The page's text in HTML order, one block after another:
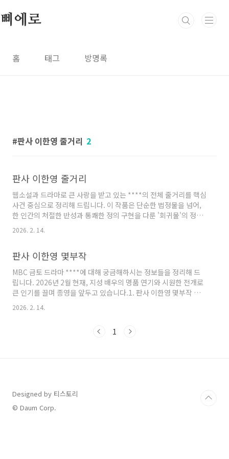
삐에로
홈 태그 방명록
판사 이한영 줄거리 2
판사 이한영 줄거리
웹소설과 드라마로 큰 사랑을 받고 있는 ****의 전체 줄거리를 핵심
사건 중심으로 정리해 드립니다. 이 작품은 단순한 법정물을 넘어,
한 인간의 처절한 반성과 통쾌한 정의 구현을 다룬 '회귀물'의 정석
으로 평가받습니다.1. 판사 이한영 타락한 판사의 죽음 (회귀 전)지
방대 출신이라는 배경 때문에 법조계에서 무시당하던 이한영은 살
날'의 사위가 되어 재벌과 정치인의 비리를 덮어주는 '머슴 판사'로
악명을 떨칩니다.하지만 이용 가치가 다하자 장인과 아내에게 버림
받고, 하지도 않은 수억 대 뇌물 수수 누명을 쓴 채 비참한 죽음을 맞
이합니다.2. 판사 이한영 인생 2회차의 시작 (회귀와 각성)눈을 떠
보니 20년 전, 사법연수원 시절로 돌아와 있었습..
2026. 2. 14.
판사 이한영 몇부작
MBC 금토 드라마 ****에 대해 궁금해하시는 정보들을 정리해 드
립니다. 2026년 2월 현재, 지성 배우의 명품 연기와 시원한 전개로
큰 인기를 끌며 종영을 앞두고 있습니다.1. 판사 이한영 몇부작 및
방송 정보총 횟수: 14부작방송 기간: 2026년 1월 2일 ~ 2026년 2
월 14일방송 시간: 매주 금, 토 오후 9시 50분 (MBC)후속 작품:
라마는 초반의 낮은 기대를 딛고 **'시청률 역주행'**의 정석을 보
2026. 2. 14.
1
Designed by 티스토리
© Daum Corp.